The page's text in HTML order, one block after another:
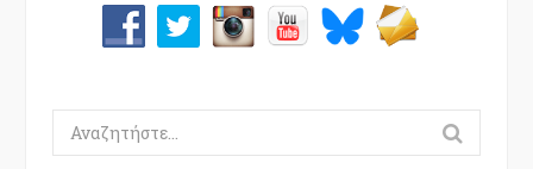
Search
for: